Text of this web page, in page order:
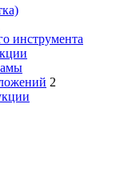
инструмента
2